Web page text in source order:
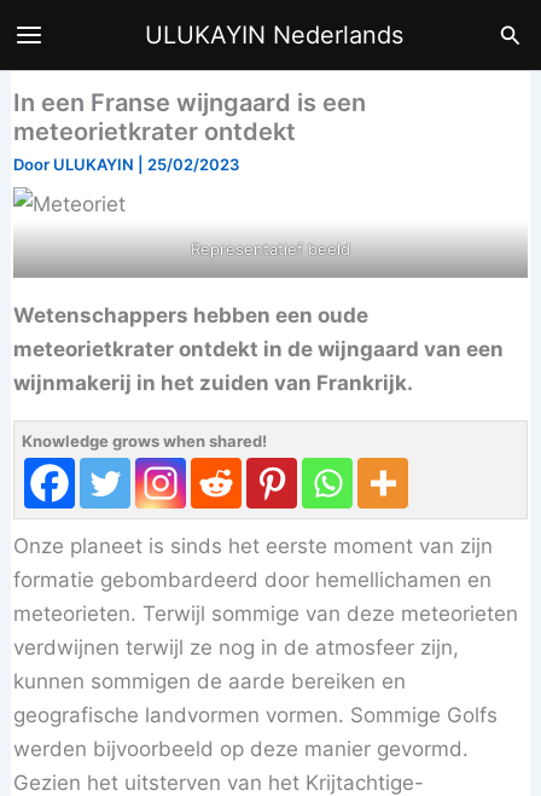
naar
inhoud
ULUKAYIN Nederlands
In een Franse wijngaard is een
meteorietkrater ontdekt
Door ULUKAYIN 25/02/2023
Representatief beeld
Wetenschappers hebben een oude
meteorietkrater ontdekt in de wijngaard van een
wijnmakerij in het zuiden van Frankrijk.
Knowledge grows when shared!
Onze planeet is sinds het eerste moment van zijn
formatie gebombardeerd door hemellichamen en
meteorieten. Terwijl sommige van deze meteorieten
verdwijnen terwijl ze nog in de atmosfeer zijn,
kunnen sommigen de aarde bereiken en
geografische landvormen vormen. Sommige Golfs
werden bijvoorbeeld op deze manier gevormd.
Gezien het uitsterven van het Krijtachtige-